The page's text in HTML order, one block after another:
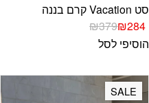
סט Vacation קרם בננה
₪379
המחיר
המקורי
היה:
₪284המחיר
הנוכחי
הוא:
הוסיפי לסל
SALE